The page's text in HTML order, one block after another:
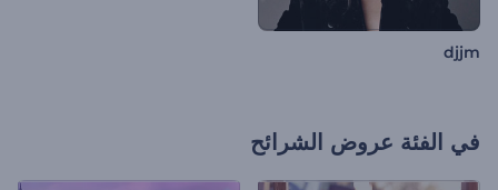
djjm
في الفئة عروض الشرائح